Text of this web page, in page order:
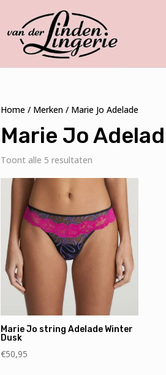
Home / Merken / Marie Jo Adelade
Marie Jo
Toont alle 5 resultaten
nieuwste
Marie Jo string Adelade Winter
Dusk
€50,95